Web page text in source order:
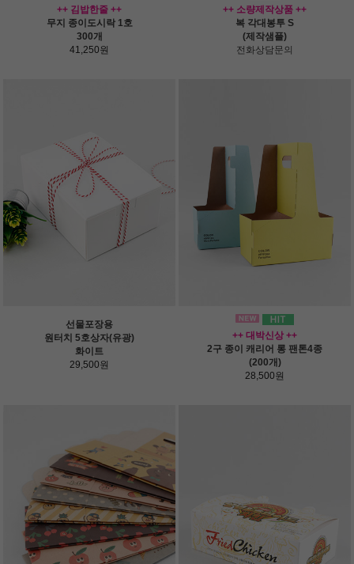
++ 김밥한줄 ++
무지 종이도시락 1호
300개
41,250원
++ 소량제작상품 ++
복 각대봉투 S
(제작샘플)
전화상담문의
선물포장용
원터치 5호상자(유광)
화이트
29,500원
++ 대박신상 ++
2구 종이 캐리어 롱 팬톤4종
(200개)
28,500원